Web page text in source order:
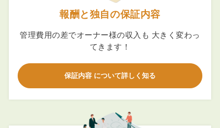
報酬と独自の保証内容
管理費用の差でオーナー様の収入も 大きく変わっ
てきます！
保証内容 について詳しく知る